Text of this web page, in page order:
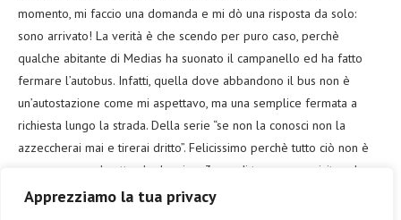
Apprezziamo la tua privacy
momento, mi faccio una domanda e mi dò una risposta da solo:
sono arrivato! La verità è che scendo per puro caso, perchè
qualche abitante di Medias ha suonato il campanello ed ha fatto
fermare l’autobus. Infatti, quella dove abbandono il bus non è
un’autostazione come mi aspettavo, ma una semplice fermata a
richiesta lungo la strada. Della serie “se non la conosci non la
azzeccherai mai e tirerai dritto”. Felicissimo perchè tutto ciò non è
successo, prendo atto che ho circa 3 ore di tempo per visitare la
città ed inizio senza sprecare secondi preziosi. Quello che noto